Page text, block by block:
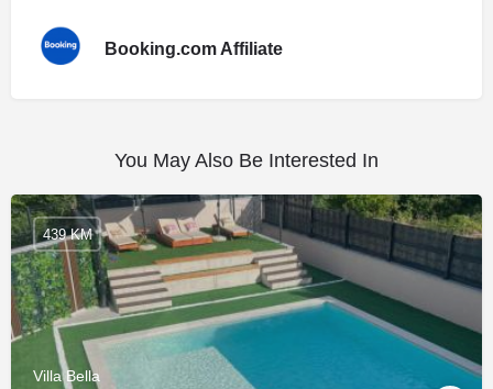
Booking.com Affiliate
You May Also Be Interested In
Villa Bella
439 KM